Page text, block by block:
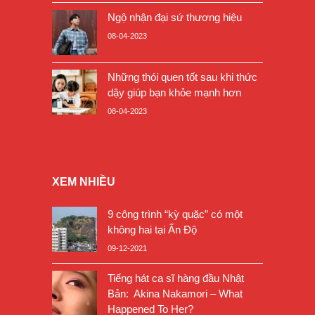
Ngộ nhận đại sứ thương hiệu
08-04-2023
Những thói quen tốt sau khi thức
dậy giúp bạn khỏe mạnh hơn
08-04-2023
XEM NHIỀU
9 công trình “kỳ quặc” có một
không hai tại Ấn Độ
09-12-2021
Tiếng hát ca sĩ hàng đầu Nhật
Bản: Akina Nakamori – What
Happened To Her?